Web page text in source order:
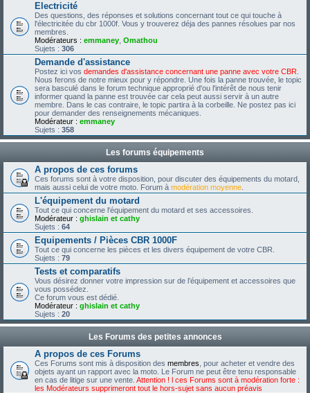
Electricité
Des questions, des réponses et solutions concernant tout ce qui touche à
l'électricitée du cbr 1000f. Vous y trouverez déja des pannes résolues par nos
membres.
Modérateurs : emmaney Omathou
Sujets : 306
Demande d'assistance
Postez ici vos demandes d'assistance concernant une panne avec votre CBR
Nous ferons de notre mieux pour y répondre. Une fois la panne trouvée, le topic
sera basculé dans le forum technique approprié d'ou l'intérêt de nous tenir
informer quand la panne est trouvée car cela peut aussi servir à un autre
membre. Dans le cas contraire, le topic partira à la corbeille. Ne postez pas ici
pour demander des renseignements mécaniques.
Modérateur : emmaney
Sujets : 358
Les forums équipements
A propos de ces forums
Ces forums sont à votre disposition, pour discuter des équipements du motard,
mais aussi celui de votre moto. Forum à modération moyenne
L'équipement du motard
Tout ce qui concerne l'équipement du motard et ses accessoires.
Modérateur : ghislain et cathy
Sujets : 64
Equipements / Pièces CBR 1000F
Tout ce qui concerne les pièces et les divers équipement de votre CBR.
Sujets : 79
Tests et comparatifs
Vous désirez donner votre impression sur de l’équipement et accessoires que
vous possédez.
Ce forum vous est dédié.
Modérateur : ghislain et cathy
Sujets : 20
Les Forums des petites annonces
A propos de ces Forums
Ces Forums sont mis à disposition des membres , pour acheter et vendre des
objets ayant un rapport avec la moto. Le Forum ne peut être tenu responsable
en cas de litige sur une vente. Attention ! l ces Forums sont à modération forte :
les Modérateurs supprimeront tout le hors-sujet sans aucun préavis